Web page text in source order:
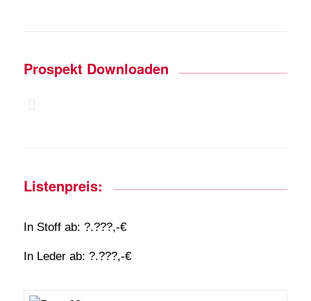
Prospekt Downloaden
Listenpreis:
In Stoff ab: ?.???,-€
In Leder ab: ?.???,-€